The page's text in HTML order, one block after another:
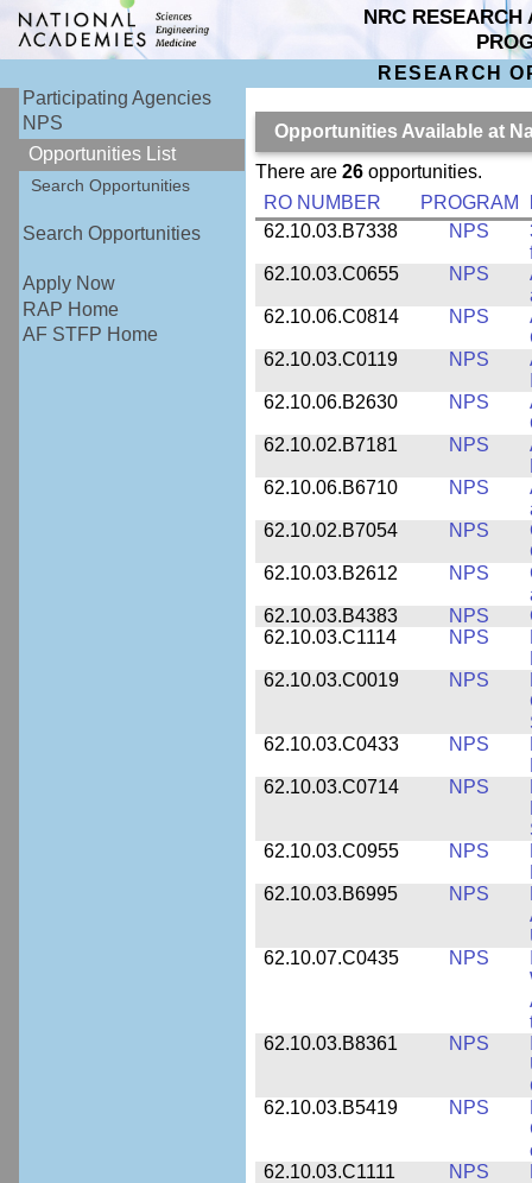
NRC RESEARCH
RESEARCH
Participating Agencies
NPS
Opportunities List
Search Opportunities
Search Opportunities
Apply Now
RAP Home
AF STFP Home
Opportunities Available at
There are 26opportunities.
RO NUMBER
PROGRAM
62.10.03.B7338
NPS
62.10.03.C0655
NPS
62.10.06.C0814
NPS
62.10.03.C0119
NPS
62.10.06.B2630
NPS
62.10.02.B7181
NPS
62.10.06.B6710
NPS
62.10.02.B7054
NPS
62.10.03.B2612
NPS
62.10.03.B4383
NPS
62.10.03.C1114
NPS
62.10.03.C0019
NPS
62.10.03.C0433
NPS
62.10.03.C0714
NPS
62.10.03.C0955
NPS
62.10.03.B6995
NPS
62.10.07.C0435
NPS
62.10.03.B8361
NPS
62.10.03.B5419
NPS
62.10.03.C1111
NPS